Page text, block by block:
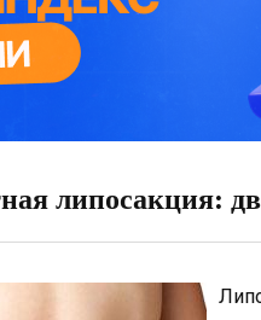
липосакция: